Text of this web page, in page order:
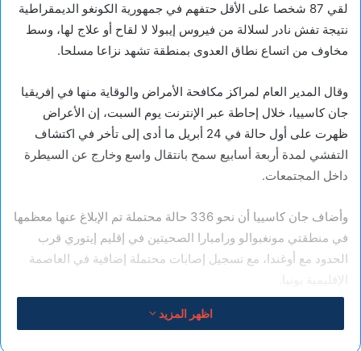
لقي 87 شخصا على الأقل حتفهم في جمهورية الكونغو الديمقراطية
نتيجة تفش نادر لسلالة من فيروس إيبولا لا لقاح أو علاج لها، وسط
مخاوف من اتساع نطاق العدوى بمنطقة تشهد نزاعا مسلحا.
وقال المدير العام لمراكز مكافحة الأمراض والوقاية منها في إفريقيا
جان كاسييا، خلال إحاطة عبر الإنترنت يوم السبت، إن الأعراض
ظهرت على أول حالة في 24 أبريل ما أدى إلى تأخر في اكتشاف
التفشي لمدة أربعة أسابيع سمح بانتقال واسع وخارج عن السيطرة
داخل المجتمعات.
وأضاف جان كاسييا أن نحو 336 حالة محتملة تم الإبلاغ عنها معظمها
في منطقتي مونغبوالو ورامبارا الصحيتين في إقليم إيتوري قرب
الحدود مع أوغندا، مع تسجيل إصابات محتملة إضافية في العاصمة
الإقليمية بونيا.
وأوضح المدير العام لمراكز مكافحة الأمراض والوقاية منها في
اظهر المزيد